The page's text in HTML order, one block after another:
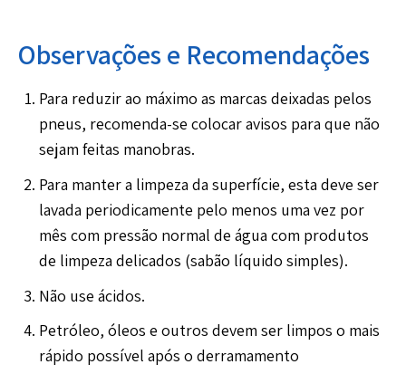
Observações e Recomendações
Para reduzir ao máximo as marcas deixadas pelos
pneus, recomenda-se colocar avisos para que não
sejam feitas manobras.
Para manter a limpeza da superfície, esta deve ser
lavada periodicamente pelo menos uma vez por
mês com pressão normal de água com produtos
de limpeza delicados (sabão líquido simples).
Não use ácidos.
Petróleo, óleos e outros devem ser limpos o mais
rápido possível após o derramamento